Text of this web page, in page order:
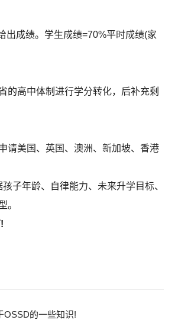
成绩。学生成绩=70%平时成绩(家
高中体制进行学分转化，后补充剩
美国、英国、澳洲、新加坡、香港
年龄、自律能力、未来升学目标、
。
OSSD的一些知识!